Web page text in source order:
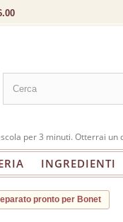
per 3 minuti. Otterrai
INGREDIENTI
pronto per Bonet